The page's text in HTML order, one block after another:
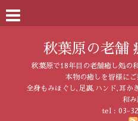
秋葉原の老舗
秋葉原で18年目の老舗癒し処の
本物の癒しを皆様にご
全身もみほぐし,足裏,ハンド,耳か
和み
tel : 03-